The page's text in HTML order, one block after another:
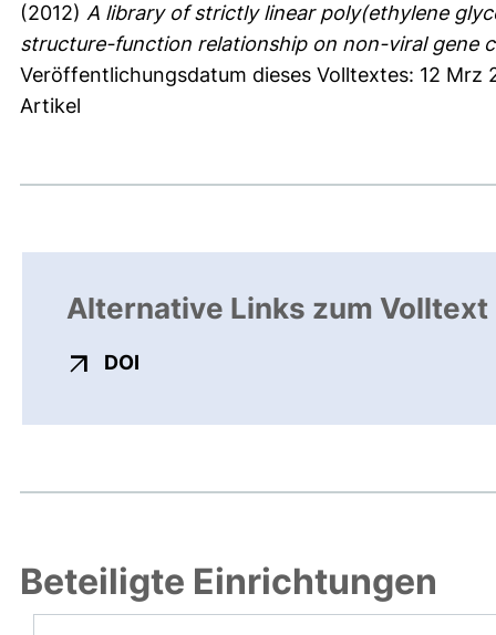
(2012) A library of strictly linear poly(ethylene
structure-function relationship on non-viral gene
Veröffentlichungsdatum dieses Volltextes: 12 Mrz
Artikel
Alternative Links zum Volltext
DOI
Beteiligte Einrichtungen